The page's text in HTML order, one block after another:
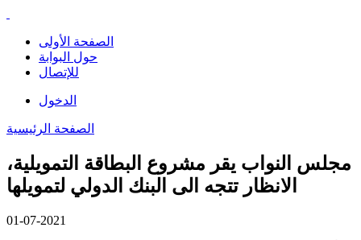
الصفحة الأولى
حول البوابة
للإتصال
الدخول
الصفحة الرئيسية
مجلس النواب يقر مشروع البطاقة التمويلية،
الانظار تتجه الى البنك الدولي لتمويلها
01-07-2021